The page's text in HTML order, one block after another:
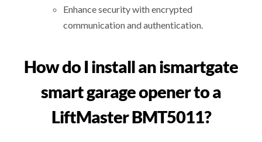
Enhance security with encrypted
communication and authentication.
How do I install an ismartgate
smart garage opener to a
LiftMaster BMT5011?